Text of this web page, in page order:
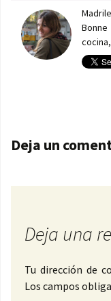
Deja un
Deja una
Tu dirección de
Los campos